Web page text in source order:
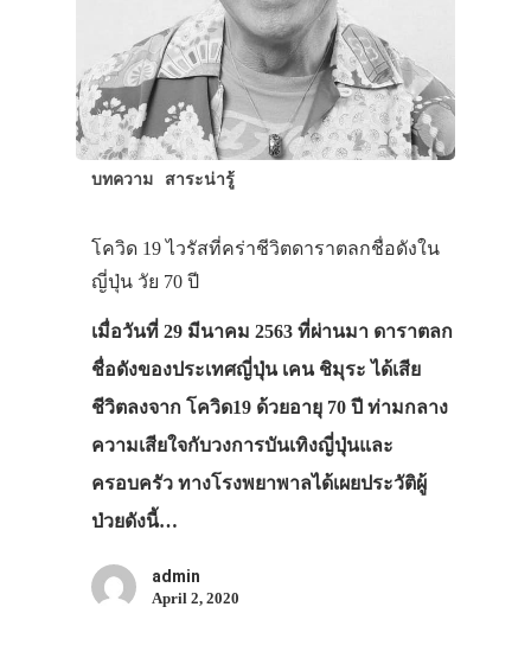
บทความ สาระน่ารู้
โควิด 19 ไวรัสที่คร่าชีวิตดาราตลกชื่อดังใน
ญี่ปุ่น วัย 70 ปี
เมื่อวันที่ 29 มีนาคม 2563 ที่ผ่านมา ดาราตลก
ชื่อดังของประเทศญี่ปุ่น เคน ชิมุระ ได้เสีย
ชีวิตลงจาก โควิด19 ด้วยอายุ 70 ปี ท่ามกลาง
ความเสียใจกับวงการบันเทิงญี่ปุ่นและ
ครอบครัว ทางโรงพยาพาลได้เผยประวัติผู้
ป่วยดังนี้…
admin
April 2, 2020
ทัวร์
ที่พัก
สาระน่ารู้
ภาพประทับใจ